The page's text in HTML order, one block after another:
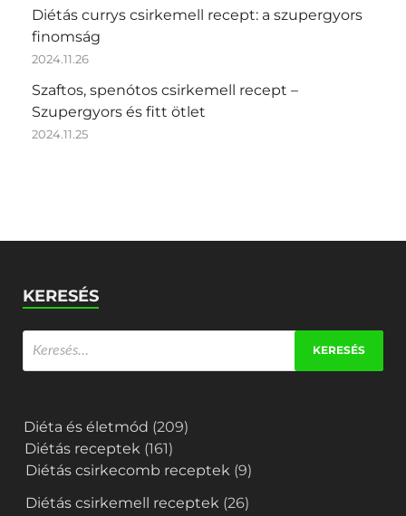
Diétás currys csirkemell recept: a szupergyors
finomság
2024.11.26
Szaftos, spenótos csirkemell recept –
Szupergyors és fitt ötlet
2024.11.25
KERESÉS
Diéta és életmód (209)
Diétás receptek (161)
Diétás csirkecomb receptek (9)
Diétás csirkemell receptek (26)